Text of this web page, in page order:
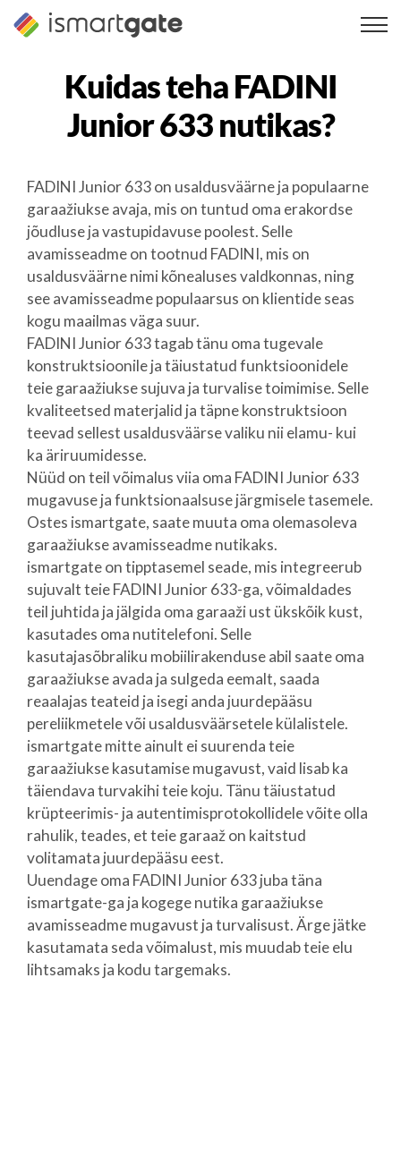
Skip
Kuidas tehaFADINI
Junior 633nutikas?
FADINI Junior 633 on usaldusväärne ja populaarne
garaažiukse avaja, mis on tuntud oma erakordse
jõudluse ja vastupidavuse poolest. Selle
avamisseadme on tootnud FADINI, mis on
usaldusväärne nimi kõnealuses valdkonnas, ning
see avamisseadme populaarsus on klientide seas
kogu maailmas väga suur.
FADINI Junior 633 tagab tänu oma tugevale
konstruktsioonile ja täiustatud funktsioonidele
teie garaažiukse sujuva ja turvalise toimimise. Selle
kvaliteetsed materjalid ja täpne konstruktsioon
teevad sellest usaldusväärse valiku nii elamu- kui
ka äriruumidesse.
Nüüd on teil võimalus viia oma FADINI Junior 633
mugavuse ja funktsionaalsuse järgmisele tasemele.
Ostes ismartgate, saate muuta oma olemasoleva
garaažiukse avamisseadme nutikaks.
ismartgate on tipptasemel seade, mis integreerub
sujuvalt teie FADINI Junior 633-ga, võimaldades
teil juhtida ja jälgida oma garaaži ust ükskõik kust,
kasutades oma nutitelefoni. Selle
kasutajasõbraliku mobiilirakenduse abil saate oma
garaažiukse avada ja sulgeda eemalt, saada
reaalajas teateid ja isegi anda juurdepääsu
pereliikmetele või usaldusväärsetele külalistele.
ismartgate mitte ainult ei suurenda teie
garaažiukse kasutamise mugavust, vaid lisab ka
täiendava turvakihi teie koju. Tänu täiustatud
krüpteerimis- ja autentimisprotokollidele võite olla
rahulik, teades, et teie garaaž on kaitstud
volitamata juurdepääsu eest.
Uuendage oma FADINI Junior 633 juba täna
ismartgate-ga ja kogege nutika garaažiukse
avamisseadme mugavust ja turvalisust. Ärge jätke
kasutamata seda võimalust, mis muudab teie elu
lihtsamaks ja kodu targemaks.